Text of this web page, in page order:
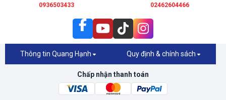
0936503433 02462604466
Thông tin Quang Hạnh Quy định & chính sách
Chấp nhận thanh toán